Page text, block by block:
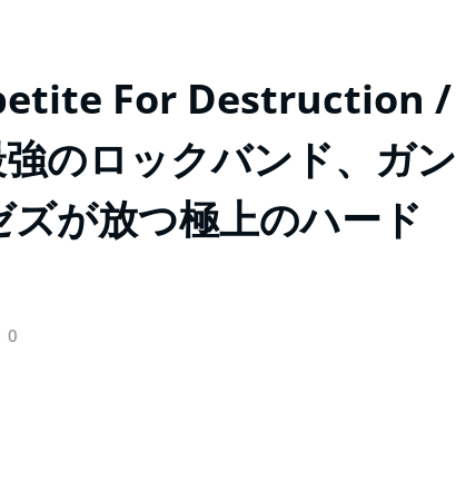
For Destruction /
のロックバンド、ガン
が放つ極上のハード
0